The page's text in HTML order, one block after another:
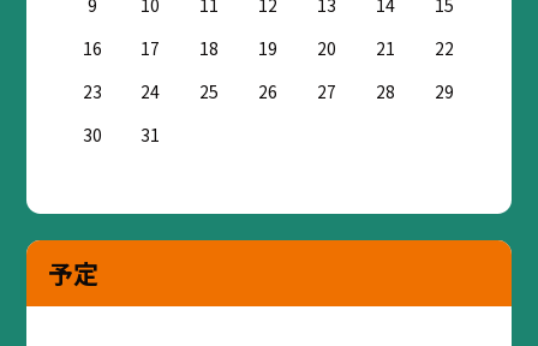
16
17 18 19 20 21
22
23
24 25 26 27 28
29
30
31
予定